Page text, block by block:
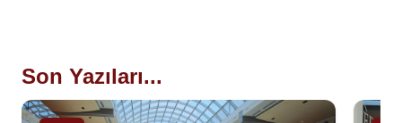
Son Yazıları...